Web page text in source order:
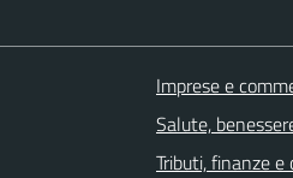
Imprese e
Salute,
Tributi, finanze